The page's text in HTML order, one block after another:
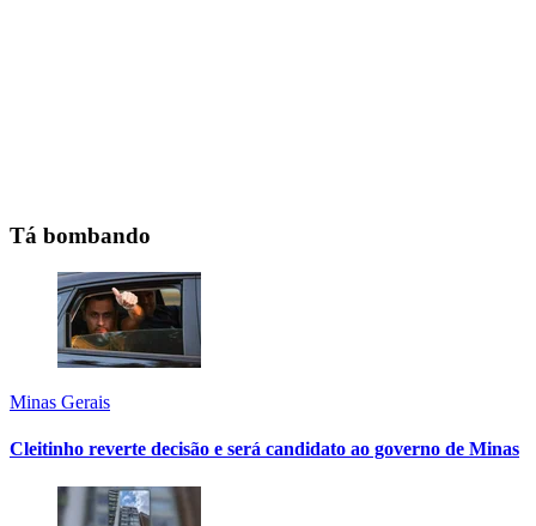
Tá bombando
Minas Gerais
Cleitinho reverte decisão e será candidato ao governo de Minas